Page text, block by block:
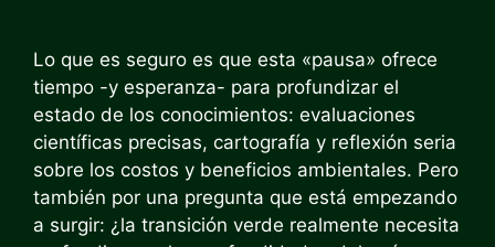
Lo que es seguro es que esta «pausa» ofrece
tiempo -y esperanza- para profundizar el
estado de los conocimientos: evaluaciones
científicas precisas, cartografía y reflexión seria
sobre los costos y beneficios ambientales. Pero
también por una pregunta que está empezando
a surgir: ¿la transición verde realmente necesita